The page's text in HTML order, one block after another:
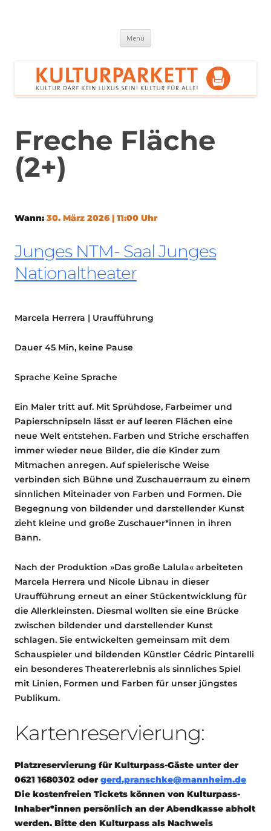
Menü
Freche Fläche
(2+)
Wann: 30. März 2026 | 11:00 Uhr
Junges NTM- Saal Junges
Nationaltheater
Marcela Herrera | Uraufführung
Dauer 45 Min, keine Pause
Sprache Keine Sprache
Ein Maler tritt auf. Mit Sprühdose, Farbeimer und
Papierschnipseln lässt er auf leeren Flächen eine
neue Welt entstehen. Farben und Striche erschaffen
immer wieder neue Bilder, die die Kinder zum
Mitmachen anregen. Auf spielerische Weise
verbinden sich Bühne und Zuschauerraum zu einem
sinnlichen Miteinader von Farben und Formen. Die
Begegnung von bildender und darstellender Kunst
zieht kleine und große Zuschauer*innen in ihren
Bann.
Nach der Produktion »Das große Lalula« arbeiteten
Marcela Herrera und Nicole Libnau in dieser
Uraufführung erneut an einer Stückentwicklung für
die Allerkleinsten. Diesmal wollten sie eine Brücke
zwischen bildender und darstellender Kunst
schlagen. Sie entwickelten gemeinsam mit dem
Schauspieler und bildenden Künstler Cédric Pintarelli
ein besonderes Theatererlebnis als sinnliches Spiel
mit Linien, Formen und Farben für unser jüngstes
Publikum.
Kartenreservierung:
Platzreservierung für Kulturpass-Gäste unter der
0621 1680302 odergerd.pranschke@mannheim.de
Die kostenfreien Tickets können von Kulturpass-
Inhaber*innen persönlich an der Abendkasse abholt
werden. Bitte den Kulturpass als Nachweis